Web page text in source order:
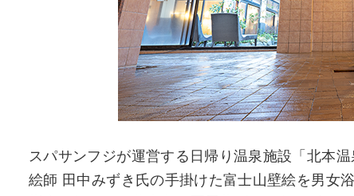
スパサンフジが運営する日帰り温泉施設「北本
絵師 田中みずき氏の手掛けた富士山壁絵を男女